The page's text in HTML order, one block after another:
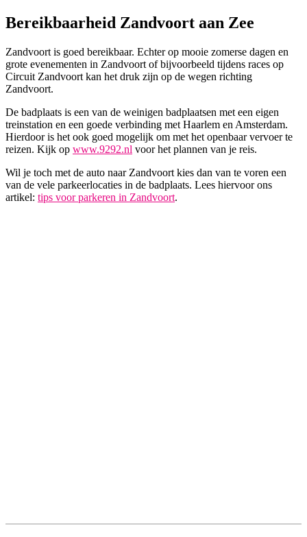
Bereikbaarheid Zandvoort aan Zee
Zandvoort is goed bereikbaar. Echter op mooie zomerse dagen en
grote evenementen in Zandvoort of bijvoorbeeld tijdens races op
Circuit Zandvoort kan het druk zijn op de wegen richting
Zandvoort.
De badplaats is een van de weinigen badplaatsen met een eigen
treinstation en een goede verbinding met Haarlem en Amsterdam.
Hierdoor is het ook goed mogelijk om met het openbaar vervoer te
reizen. Kijk op www.9292.nl voor het plannen van je reis.
Wil je toch met de auto naar Zandvoort kies dan van te voren een
van de vele parkeerlocaties in de badplaats. Lees hiervoor ons
artikel: tips voor parkeren in Zandvoort.